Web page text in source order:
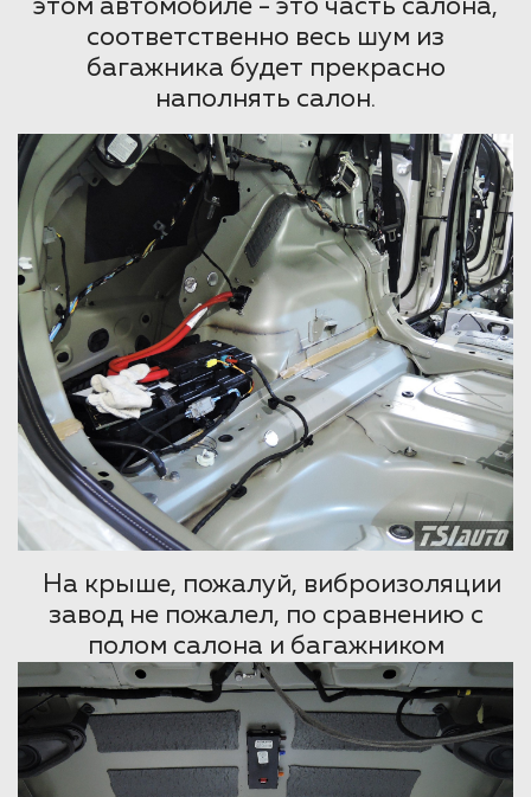
этом автомобиле - это часть салона,
соответственно весь шум из
багажника будет прекрасно
наполнять салон.
На крыше, пожалуй, виброизоляции
завод не пожалел, по сравнению с
полом салона и багажником